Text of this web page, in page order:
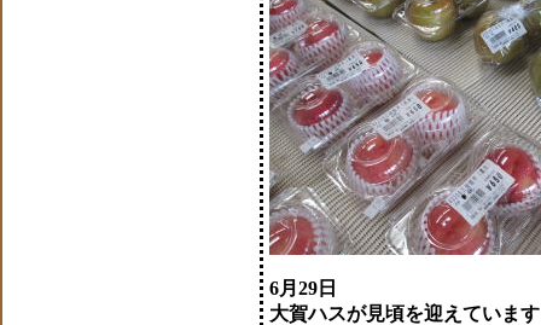
6月29日
大賀ハスが見頃を迎えていま